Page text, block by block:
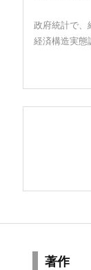
政府統計で、
経済構造実態
著作